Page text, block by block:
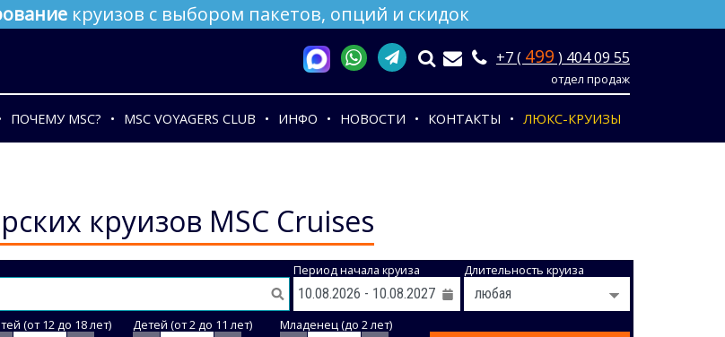
круизов с выбором пакетов, опций и скидок
+7 ( 499 ) 404 09 55
отдел продаж
ПОЧЕМУ MSC? MSC VOYAGERS CLUB ИНФО НОВОСТИ КОНТАКТЫ ЛЮКС-КРУИЗЫ
круизов MSC Cruises
Период начала круиза Длительность круиза
(от 12 до 18 лет) Детей (от 2 до 11 лет) Младенец (до 2 лет)